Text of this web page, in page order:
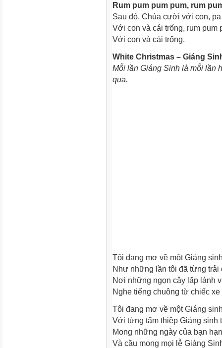
Rum pum pum pum, rum
Sau đó, Chúa cười với con,
Với con và cái trống, rum pum
Với con và cái trống.
White Christmas – Giáng
Mỗi lần Giáng Sinh là mỗi lần
qua.
Tôi đang mơ về một Giáng
Như những lần tôi đã từng trải
Nơi những ngọn cây lấp lánh
Nghe tiếng chuông từ chiếc
Tôi đang mơ về một Giáng
Với từng tấm thiệp Giáng sinh
Mong những ngày của bạn
Và cầu mong mọi lễ Giáng